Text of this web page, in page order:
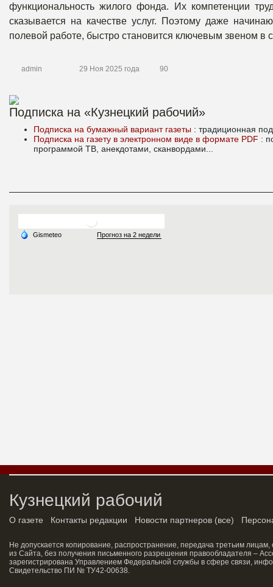
функциональность жилого фонда. Их компетенции
сказывается на качестве услуг. Поэтому даже
полевой работе, быстро становится ключевым звеном в
admin 29 Ноя 2025 года 90
Подписка на «Кузнецкий рабочий»
Подписка на бумажный вариант газеты : традиционная
Подписка на газету в электронном виде в формате PDF :
программой ТВ, анекдотами, сканвордами...
Кузнецкий рабочий
О газете Контакты редакции Новости партнеров (все)
Не допускается копирование, распространение, передача третьим
из Сайта, без получения письменного разрешения правообладателя –
зарегистрирована Управлением Федеральной службы в сфере связи,
Свидетельство ПИ № ТУ42-00638.